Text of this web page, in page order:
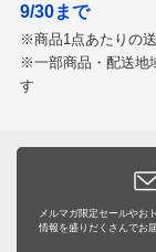
9/30まで
※商品1点あたりの
※一部商品・配送地
す
メルマガ限定セールやお
情報を盛りだくさんでお